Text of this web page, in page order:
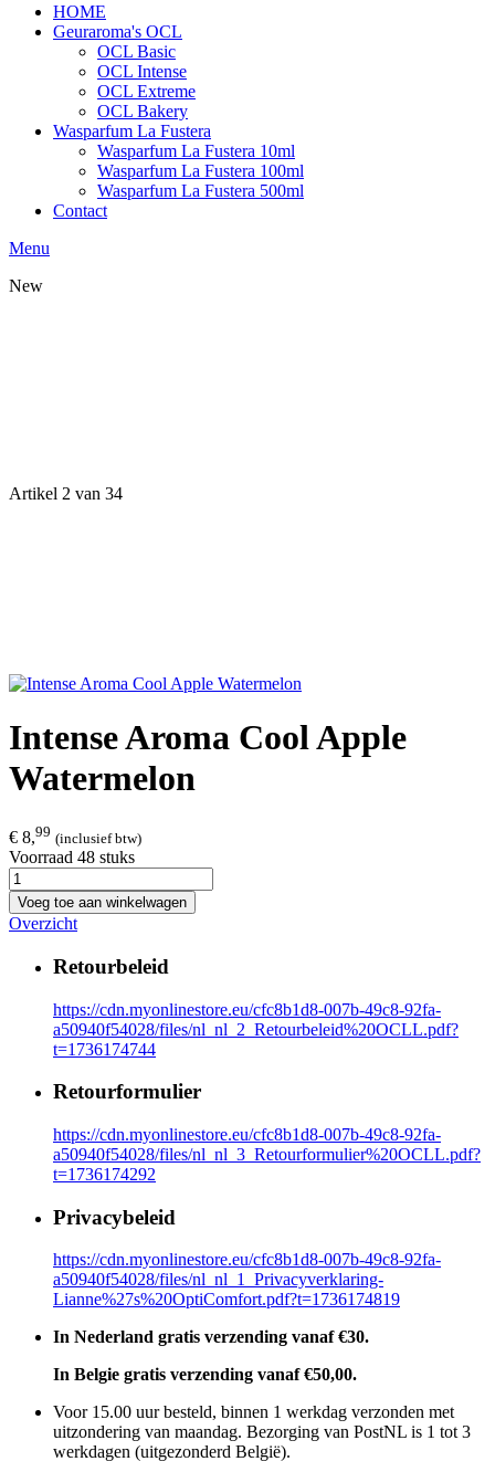
HOME
Geuraroma's OCL
OCL Basic
OCL Intense
OCL Extreme
OCL Bakery
Wasparfum La Fustera
Wasparfum La Fustera 10ml
Wasparfum La Fustera 100ml
Wasparfum La Fustera 500ml
Contact
Menu
New
Artikel 2 van 34
Intense Aroma Cool Apple
Watermelon
€ 8,99 (inclusief btw)
Voorraad 48 stuks
Voeg toe aan winkelwagen
Overzicht
Retourbeleid
https://cdn.myonlinestore.eu/cfc8b1d8-007b-49c8-92fa-
a50940f54028/files/nl_nl_2_Retourbeleid%20OCLL.pdf?
t=1736174744
Retourformulier
https://cdn.myonlinestore.eu/cfc8b1d8-007b-49c8-92fa-
a50940f54028/files/nl_nl_3_Retourformulier%20OCLL.pdf?
t=1736174292
Privacybeleid
https://cdn.myonlinestore.eu/cfc8b1d8-007b-49c8-92fa-
a50940f54028/files/nl_nl_1_Privacyverklaring-
Lianne%27s%20OptiComfort.pdf?t=1736174819
In Nederland gratis verzending vanaf €30.
In Belgie gratis verzending vanaf €50,00.
Voor 15.00 uur besteld, binnen 1 werkdag verzonden met
uitzondering van maandag. Bezorging van PostNL is 1 tot 3
werkdagen (uitgezonderd België).